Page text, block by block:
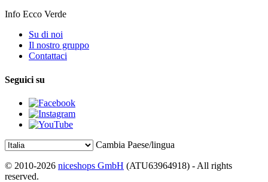
Info Ecco Verde
Su di noi
Il nostro gruppo
Contattaci
Seguici su
Cambia Paese/lingua
© 2010-2026 niceshops GmbH (ATU63964918) - All rights
reserved.